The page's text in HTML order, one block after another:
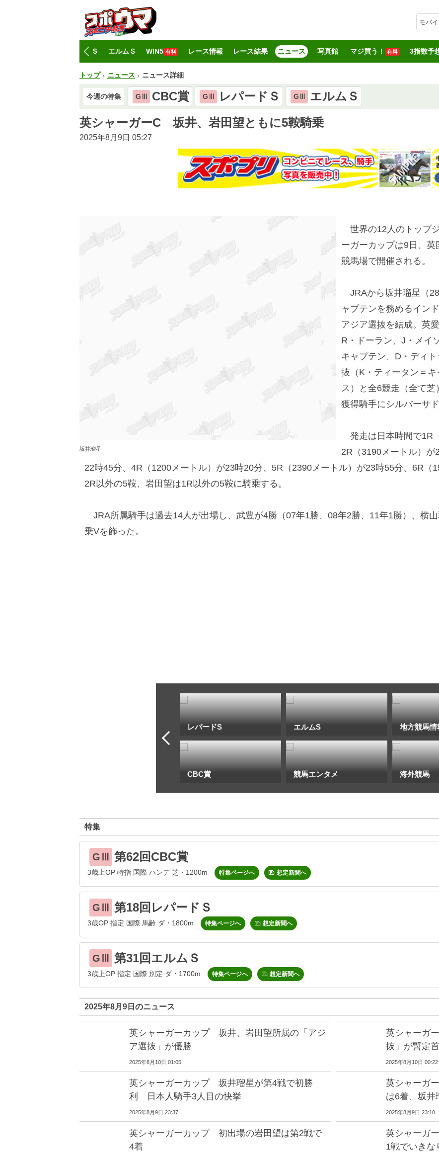
モバ
レパードＳ エルムＳ WIN5 有料 レース情報 レース結果 ニュース 写真館 マジ買う！ 有料 3指数予
トップ ニュース ニュース詳細
今週の特集 GⅢ CBC賞 GⅢ レパードＳ GⅢ
エルムＳ
英シャーガーC 坂井、岩田望ともに5鞍騎乗
2025年8月9日 05:27
坂井瑠星
世界の12人のトップ
ーガーカップは9日、英
競馬場で開催される。
JRAから坂井瑠星（
ャプテンを務めるイン
アジア選抜を結成。英
R・ドーラン、J・メイ
キャプテン、D・ディ
抜（K・ティータン＝
ス）と全6競走（全て芝
獲得騎手にシルバーサ
発走は日本時間で1R
2R（3190メートル）
22時45分、4R（1200メートル）が23時20分、5R（2390メートル）が23時55分、6R（
2R以外の5鞍、岩田望は1R以外の5鞍に騎乗する。
JRA所属騎手は過去14人が出場し、武豊が4勝（07年1勝、08年2勝、11年1勝）、横
乗Vを飾った。
レパードS
CBC賞
エルムS
競馬エンタメ
地方競馬情
海外競馬
特集
GⅢ 第62回CBC賞
3歳上OP 特指 国際 ハンデ 芝・1200m 特集ページへ 想定新聞へ
GⅢ 第18回レパードＳ
3歳OP 指定 国際 馬齢 ダ・1800m 特集ページへ 想定新聞へ
GⅢ 第31回エルムＳ
3歳上OP 指定 国際 別定 ダ・1700m 特集ページへ 想定新聞へ
2025年8月9日のニュース
英シャーガーカップ 坂井、岩田望所属の「アジ
ア選抜」が優勝
2025年8月10日 01:05
英シャーガ
抜」が暫定
2025年8月10日 00:22
英シャーガーカップ 坂井瑠星が第4戦で初勝
利 日本人騎手3人目の快挙
2025年8月9日 23:37
英シャーガ
は6着、坂井
2025年8月9日 23:10
英シャーガーカップ 初出場の岩田望は第2戦で
4着
英シャーガ
1戦でいきな